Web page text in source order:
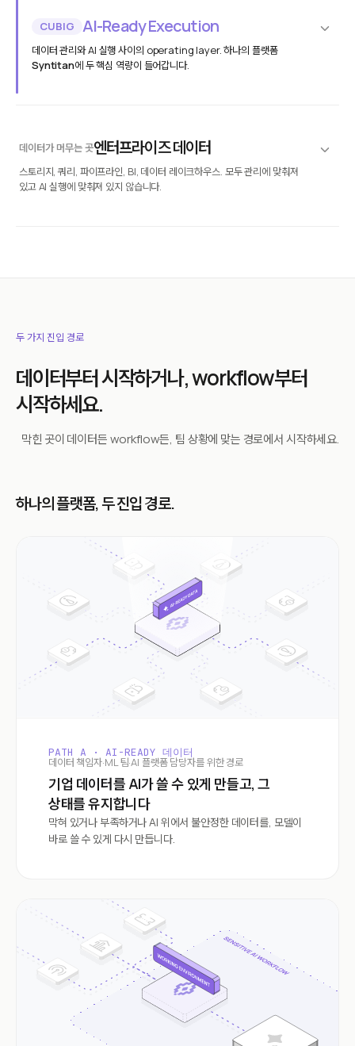
CUBIG AI-Ready Execution
데이터 관리와 AI 실행 사이의 operating layer. 하나의 플랫폼
Syntitan에 두 핵심 역량이 들어갑니다.
Release State Run Binding Diff Reproduce
DTS역량
데이터가 머무는 곳엔터프라이즈 데이터
스토리지, 쿼리, 파이프라인, BI, 데이터 레이크하우스. 모두 관리에 맞춰져
있고 AI 실행에 맞춰져 있지 않습니다.
로그 & IoT
센서 · 스트림
두 가지 진입 경로
데이터부터 시작하거나,workflow부터
시작하세요.
막힌 곳이 데이터든 workflow든, 팀 상황에 맞는 경로에서 시작하세요.
하나의 플랫폼, 두 진입 경로.
PATH A · AI-READY 데이터
데이터 책임자·ML 팀·AI 플랫폼 담당자를 위한 경로
기업 데이터를 AI가 쓸 수 있게 만들고, 그
상태를 유지합니다
막혀 있거나 부족하거나 AI 위에서 불안정한 데이터를, 모델이
바로 쓸 수 있게 다시 만듭니다.